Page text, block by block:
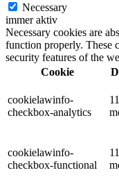
Necessary
immer aktiv
Necessary cookies are
function properly. These
security features of the
Cookie
cookielawinfo-
checkbox-analytics
11
cookielawinfo-
checkbox-functional
11